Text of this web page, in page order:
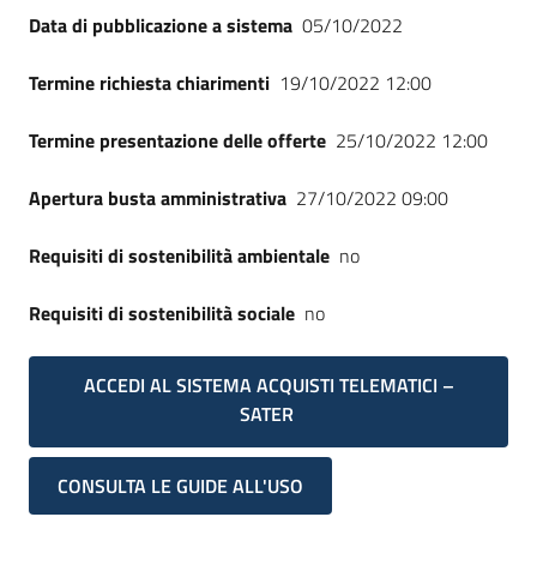
Data di pubblicazione a sistema 05/10/2022
Termine richiesta chiarimenti 19/10/2022 12:00
Termine presentazione delle offerte 25/10/2022 12:00
Apertura busta amministrativa 27/10/2022 09:00
Requisiti di sostenibilità ambientale no
Requisiti di sostenibilità sociale no
ACCEDI AL SISTEMA ACQUISTI TELEMATICI –
SATER
CONSULTA LE GUIDE ALL'USO